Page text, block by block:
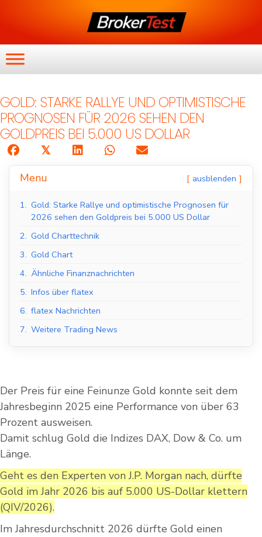
GOLD: STARKE RALLYE UND OPTIMISTISCHE
PROGNOSEN FÜR 2026 SEHEN DEN
GOLDPREIS BEI 5.000 US DOLLAR
𝕏
Menu ausblenden
1. Gold: Starke Rallye und optimistische Prognosen für
2026 sehen den Goldpreis bei 5.000 US Dollar
2. Gold Charttechnik
3. Gold Chart
4. Ähnliche Finanznachrichten
5. Infos über flatex
6. flatex Nachrichten
7. Weitere Trading News
Der Preis für eine Feinunze Gold konnte seit dem
Jahresbeginn 2025 eine Performance von über 63
Prozent ausweisen.
Damit schlug Gold die Indizes DAX, Dow & Co. um
Länge.
Geht es den Experten von J.P. Morgan nach, dürfte
Gold im Jahr 2026 bis auf 5.000 US-Dollar klettern
(QIV/2026).
Im Jahresdurchschnitt 2026 dürfte Gold einen